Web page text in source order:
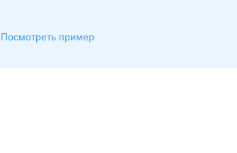
Посмотреть пример